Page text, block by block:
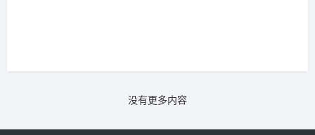
没有更多内容